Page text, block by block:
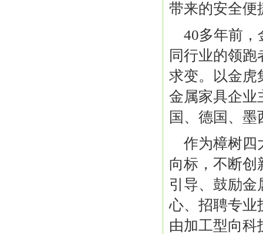
带来的安全便
40多年前
同行业的领
求变。以金虎
金属家具企业
国、德国、
作为樟树四
向标，不断创
引导、鼓励金
心、招聘专业
由加工型向科